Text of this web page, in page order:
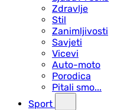
Zdravlje
Stil
Zanimljivosti
Savjeti
Vicevi
Auto-moto
Porodica
Pitali smo...
Sport